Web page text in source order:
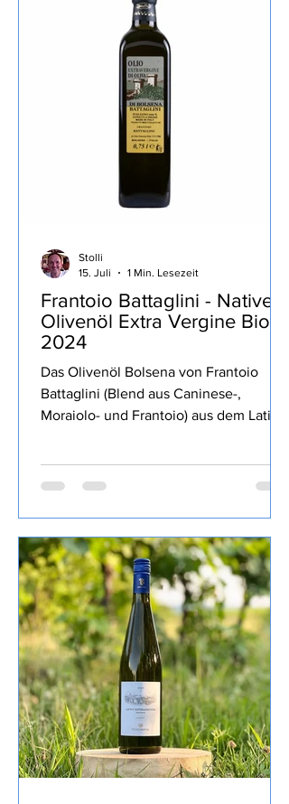
diesem Autor gelesen habe , den Inhalt
lasse ich wie üblich weg, ist in der
Rezension von Lovely Books enthalten,
mein Fazit: Ein echter Herbie, die
Frantoio Battaglini - Natives
Olivenöl Extra Vergine Bio
2024
Das Olivenöl Bolsena von Frantoio
Battaglini (Blend aus Caninese-,
war Teil der MERUM Degubox März
2025 Auswahl der am besten
der Herbsternte 2024 geschafft, dort
mit der zweithöchsten Bewertung von
2 Herzen ausgezeichnet. Ein fruchtiges
Öl, grasig, kräftige Schärfe und gute
Bitterkeit, recht dünnflüssig, wunderbar
auf´s Brot oder zu Gemüse und zum
intensivieren des Geschmackes wie
heute zur Bur
15. Juli
1 Min. Lesezeit